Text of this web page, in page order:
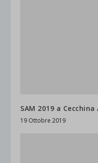
SAM 2019 a
19 Ottobre 2019